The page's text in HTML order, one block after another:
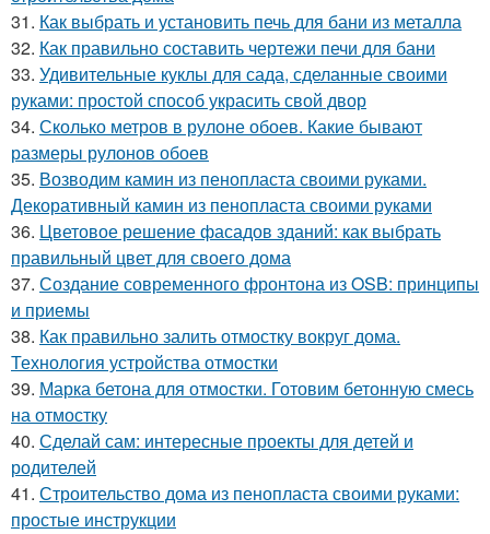
31. Как выбрать и установить печь для бани из металла
32. Как правильно составить чертежи печи для бани
33. Удивительные куклы для сада, сделанные своими
руками: простой способ украсить свой двор
34. Сколько метров в рулоне обоев. Какие бывают
размеры рулонов обоев
35. Возводим камин из пенопласта своими руками.
Декоративный камин из пенопласта своими руками
36. Цветовое решение фасадов зданий: как выбрать
правильный цвет для своего дома
37. Создание современного фронтона из OSB: принципы
и приемы
38. Как правильно залить отмостку вокруг дома.
Технология устройства отмостки
39. Марка бетона для отмостки. Готовим бетонную смесь
на отмостку
40. Сделай сам: интересные проекты для детей и
родителей
41. Строительство дома из пенопласта своими руками:
простые инструкции